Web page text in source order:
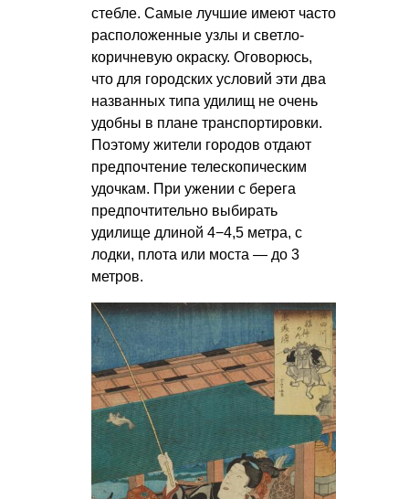
стебле. Самые лучшие имеют часто
расположенные узлы и светло-
коричневую окраску. Оговорюсь,
что для городских условий эти два
названных типа удилищ не очень
удобны в плане транспортировки.
Поэтому жители городов отдают
предпочтение телескопическим
удочкам. При ужении с берега
предпочтительно выбирать
удилище длиной 4−4,5 метра, с
лодки, плота или моста — до 3
метров.